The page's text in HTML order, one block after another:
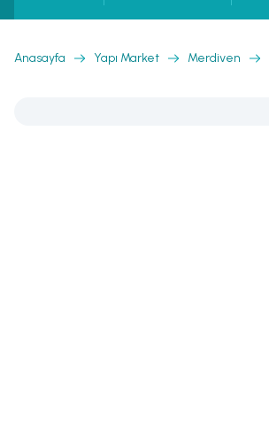
Anasayfa Yapı Market Merdiven